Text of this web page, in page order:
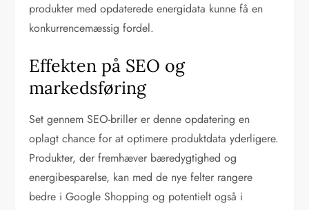
produkter med opdaterede energidata kunne få en
konkurrencemæssig fordel.
Effekten på SEO og
markedsføring
Set gennem SEO-briller er denne opdatering en
oplagt chance for at optimere produktdata yderligere.
Produkter, der fremhæver bæredygtighed og
energibesparelse, kan med de nye felter rangere
bedre i Google Shopping og potentielt også i